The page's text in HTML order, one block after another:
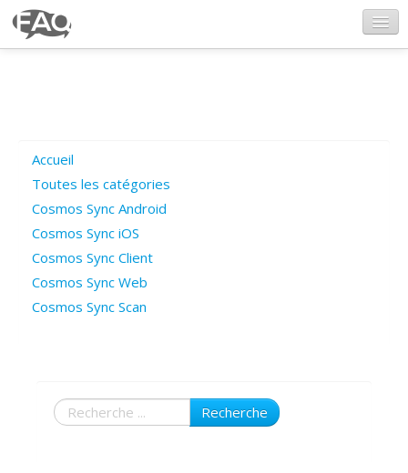
Poser une question
Questions ouvertes
Connexion
Accueil
Toutes les catégories
Cosmos Sync Android
Cosmos Sync iOS
Cosmos Sync Client
Cosmos Sync Web
Cosmos Sync Scan
Recherche